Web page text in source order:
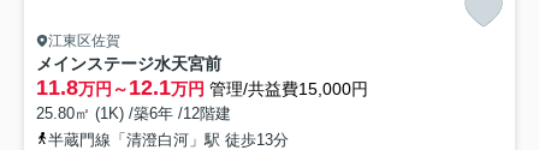
江東区佐賀
メインステージ水天宮前
11.8万円～12.1万円 管理/共益費15,000円
25.80㎡ (1K) /築6年 /12階建
半蔵門線「清澄白河」駅 徒歩13分